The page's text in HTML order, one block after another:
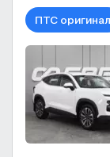
ПТС оригинал